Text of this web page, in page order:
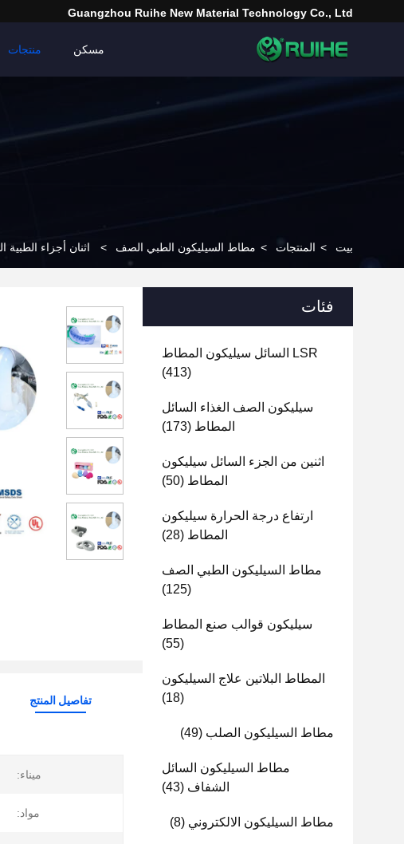
Guangzhou Ruihe New Material Technology Co., Ltd
مسكن منتجات
بيت > المنتجات > مطاط السيليكون الطبي الصف > اثنان أجزاء
فئات
LSR السائل سيليكون المطاط
(413)
سيليكون الصف الغذاء السائل
المطاط (173)
اثنين من الجزء السائل سيليكون
المطاط (50)
ارتفاع درجة الحرارة سيليكون
المطاط (28)
مطاط السيليكون الطبي الصف
(125)
سيليكون قوالب صنع المطاط
(55)
المطاط البلاتين علاج السيليكون
(18)
مطاط السيليكون الصلب (49)
مطاط السيليكون السائل
الشفاف (43)
مطاط السيليكون الالكتروني (8)
تفاصيل المنتج
ميناء:
مواد: